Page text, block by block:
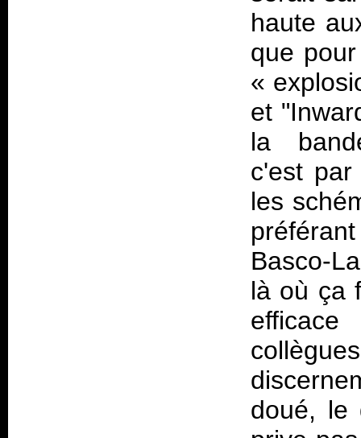
haute
que
«
et
la
c'est
les
Basco-
là où ça
doué, le